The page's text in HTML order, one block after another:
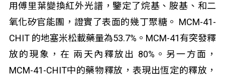
用傅里葉變換紅外光譜，鑒定了烷基、胺基、和二
氧化矽官能團，證實了表面的幾丁聚糖。 MCM-41-
CHIT 的地塞米松載藥量為53.7%。MCM-41有突發釋
放的現象，在 兩天內釋放出 80%。另一方面，
MCM-41-CHIT中的藥物釋放，表現出恆定的釋放，